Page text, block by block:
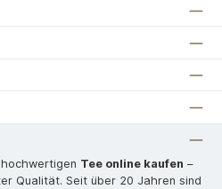
Tee online kaufen –
Qualität. Seit über 20 Jahren sind